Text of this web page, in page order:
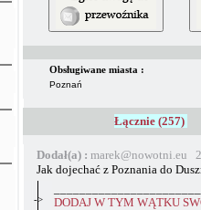
Obsługiwane miasta :
Poznań
Łącznie (257)
Dodał(a) : marek@nowotni.eu
Jak dojechać z Poznania do
->
DODAJ W TYM WĄTKU